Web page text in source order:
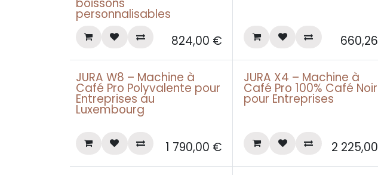
boissons
personnalisables
824,00 € 660,26
Leasing pro àpd 56€
JURA W8 – Machine à
Café Pro Polyvalente pour
Entreprises au
Luxembourg
1 790,00 € Leasing pro àpd 69€
JURA X4 – Machine à
Café Pro 100% Café Noir
pour Entreprises
2 225,00